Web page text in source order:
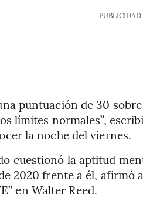
PUBLICIDAD
puntuación de 30
límites normales”,
la noche del viernes.
cuestionó la aptitud
2020 frente a él, afirmó
en Walter Reed.